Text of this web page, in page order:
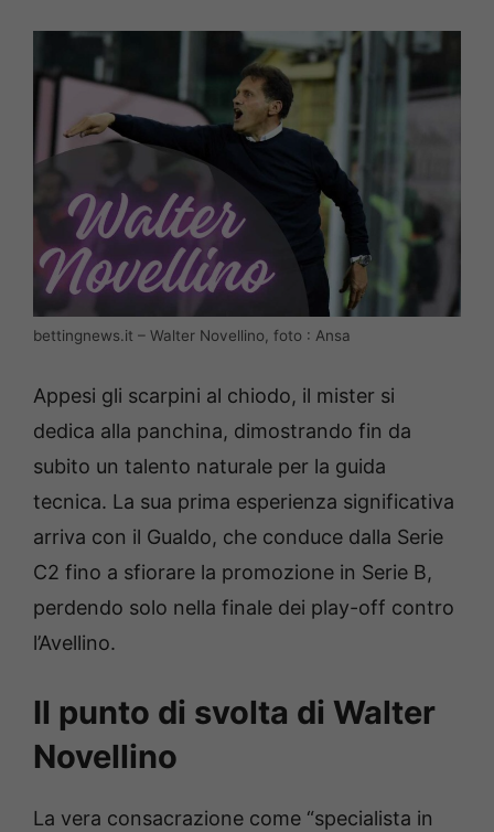
bettingnews.it – Walter Novellino, foto : Ansa
Appesi gli scarpini al chiodo, il mister si
dedica alla panchina, dimostrando fin da
subito un talento naturale per la guida
tecnica. La sua prima esperienza significativa
arriva con il Gualdo, che conduce dalla Serie
C2 fino a sfiorare la promozione in Serie B,
perdendo solo nella finale dei play-off contro
l’Avellino.
Il punto di svolta di Walter
Novellino
La vera consacrazione come “specialista in